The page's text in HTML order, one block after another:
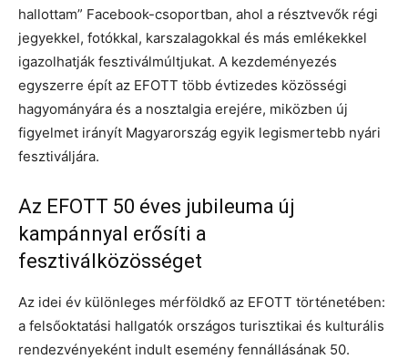
hallottam” Facebook-csoportban, ahol a résztvevők régi
jegyekkel, fotókkal, karszalagokkal és más emlékekkel
igazolhatják fesztiválmúltjukat. A kezdeményezés
egyszerre épít az EFOTT több évtizedes közösségi
hagyományára és a nosztalgia erejére, miközben új
figyelmet irányít Magyarország egyik legismertebb nyári
fesztiváljára.
Az EFOTT 50 éves jubileuma új
kampánnyal erősíti a
fesztiválközösséget
Az idei év különleges mérföldkő az EFOTT történetében:
a felsőoktatási hallgatók országos turisztikai és kulturális
rendezvényeként indult esemény fennállásának 50.